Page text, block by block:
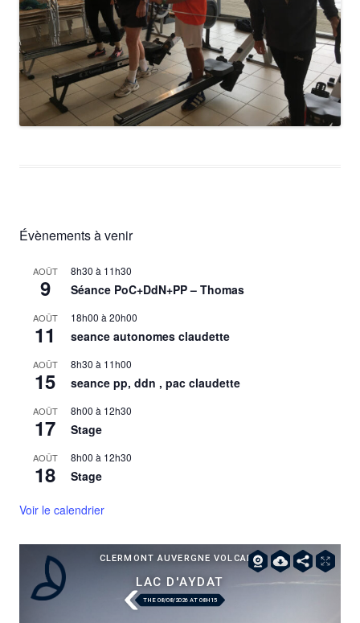
Évènements à venir
AOÛT
9
8h30 à 11h30
Séance PoC+DdN+PP – Thomas
AOÛT
11
18h00 à 20h00
seance autonomes claudette
AOÛT
15
8h30 à 11h00
seance pp, ddn , pac claudette
AOÛT
17
8h00 à 12h30
Stage
AOÛT
18
8h00 à 12h30
Stage
Voir le calendrier